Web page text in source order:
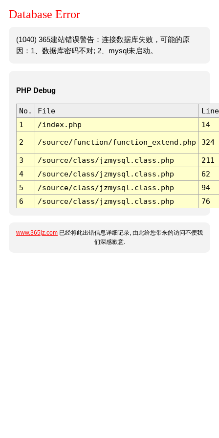
Database Error
(1040) 365建站错误警告：连接数据库失败，可能的原
因：1、数据库密码不对; 2、mysql未启动。
PHP Debug
No. File
Line
1
/index.php 14
2 /source/function/function_extend.php 324
3 /source/class/jzmysql.class.php
211
4
/source/class/jzmysql.class.php
62
5
/source/class/jzmysql.class.php
94
6
/source/class/jzmysql.class.php 76
www.365jz.com 已经将此出错信息详细记录, 由此给您带来的访问不便我
们深感歉意.